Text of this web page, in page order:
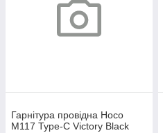
Гарнітура провідна Hoco
M117 Type-C Victory Black